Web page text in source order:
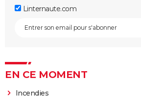
Linternaute.com
EN CE MOMENT
Incendies